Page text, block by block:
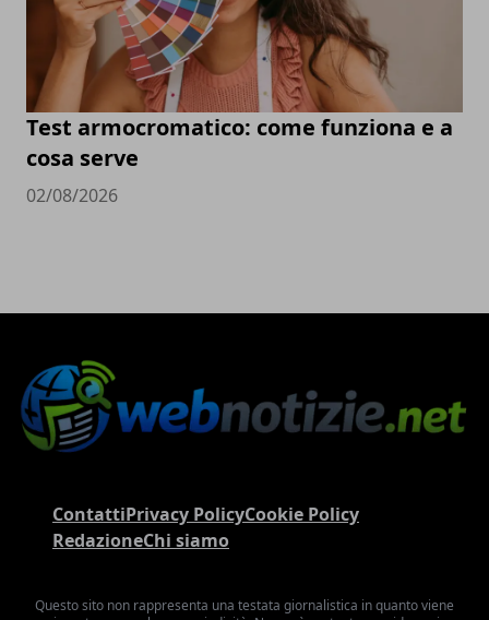
Test armocromatico: come funziona e a
cosa serve
02/08/2026
ContattiPrivacy PolicyCookie Policy
RedazioneChi siamo
Questo sito non rappresenta una testata giornalistica in quanto viene